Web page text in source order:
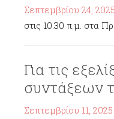
Σεπτεμβρίου 24, 2025
στις 10.30 π.μ. στα
Για τις
συντάξεων
Σεπτεμβρίου 11, 2025